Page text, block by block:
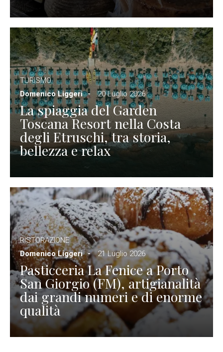
TURISMO
Domenico Liggeri
20 Luglio 2026
La spiaggia del Garden
Toscana Resort nella Costa
degli Etruschi, tra storia,
bellezza e relax
RISTORAZIONE
Domenico Liggeri
21 Luglio 2026
Pasticceria La Fenice a Porto
San Giorgio (FM), artigianalità
dai grandi numeri e di enorme
qualità